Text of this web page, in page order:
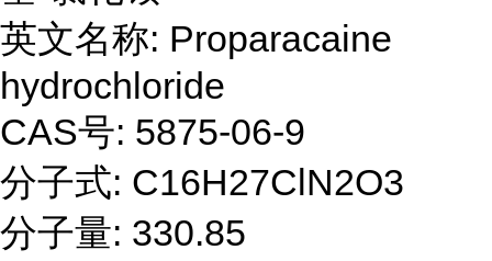
英文名称: Proparacaine
hydrochloride
CAS号: 5875-06-9
分子式: C16H27ClN2O3
分子量: 330.85